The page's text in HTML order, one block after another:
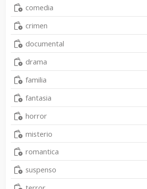
comedia
crimen
documental
drama
familia
fantasia
horror
misterio
romantica
suspenso